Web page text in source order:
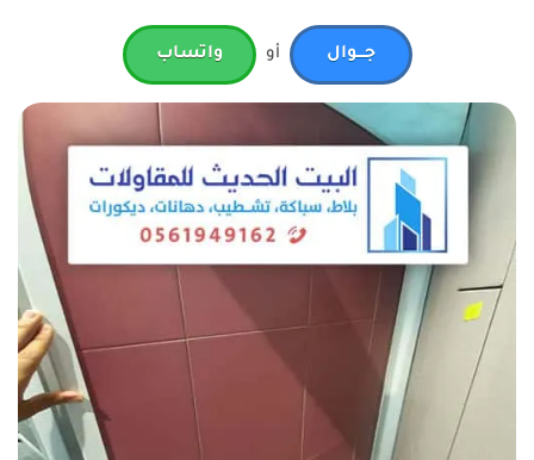
جـــوال أو واتساب